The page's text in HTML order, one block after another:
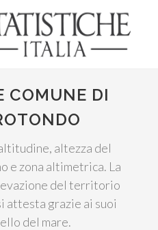
COMUNE DI
altezza del
e zona altimetrica. La
del territorio
attesta grazie ai suoi
del mare.